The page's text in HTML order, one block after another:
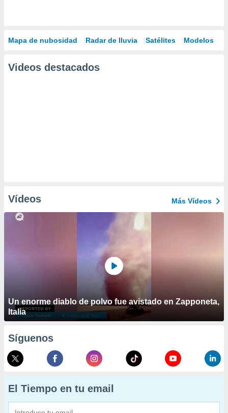
Mapa de nubosidad Radar de lluvia Satélites Modelos
Videos destacados
Vídeos Más Vídeos
Un enorme diablo de polvo fue avistado en Zapponeta,
Italia
Síguenos
El Tiempo en tu email